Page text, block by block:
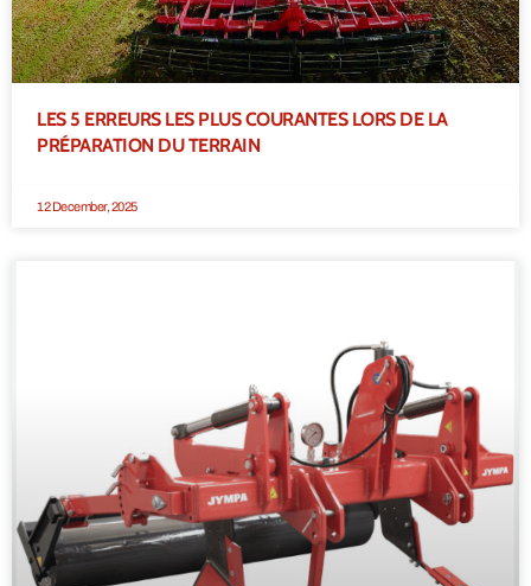
LES 5 ERREURS LES PLUS COURANTES LORS DE LA
PRÉPARATION DU TERRAIN
12 December, 2025